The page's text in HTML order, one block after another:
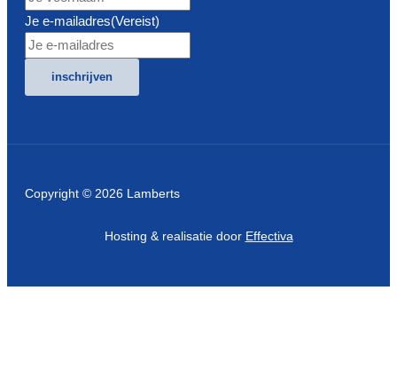
Je e-mailadres(Vereist)
inschrijven
Copyright © 2026 Lamberts
Hosting & realisatie door Effectiva